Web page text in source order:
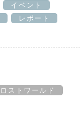
イベント
レポート
ロストワールド